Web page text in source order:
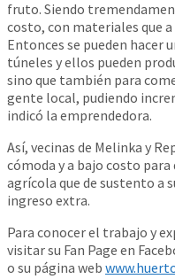
fruto. Siendo
costo, con materiales que
Entonces se pueden hacer
túneles y ellos pueden
sino que también para
gente local, pudiendo
indicó la emprendedora.
Así, vecinas de Melinka y
cómoda y a bajo costo
agrícola que de sustento a
ingreso extra.
Para conocer el trabajo y
visitar su Fan Page en
o su página web